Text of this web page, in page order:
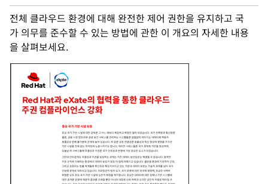
전체 클라우드 환경에 대해 완전한 제어 권한을 유지하고 국
가 의무를 준수할 수 있는 방법에 관한 이 개요의 자세한 내용
을 살펴보세요.